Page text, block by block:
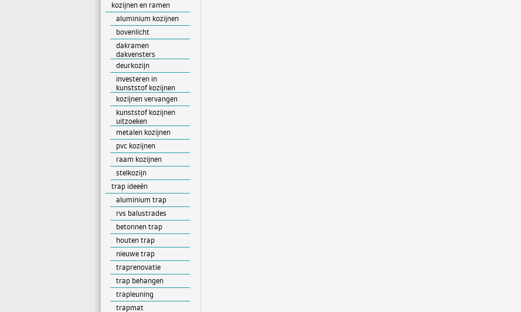
kozijnen en ramen
aluminium kozijnen
bovenlicht
dakramen
dakvensters
deurkozijn
investeren in
kunststof kozijnen
kozijnen vervangen
kunststof kozijnen
uitzoeken
metalen kozijnen
pvc kozijnen
raam kozijnen
stelkozijn
trap ideeën
aluminium trap
rvs balustrades
betonnen trap
houten trap
nieuwe trap
traprenovatie
trap behangen
trapleuning
trapmat